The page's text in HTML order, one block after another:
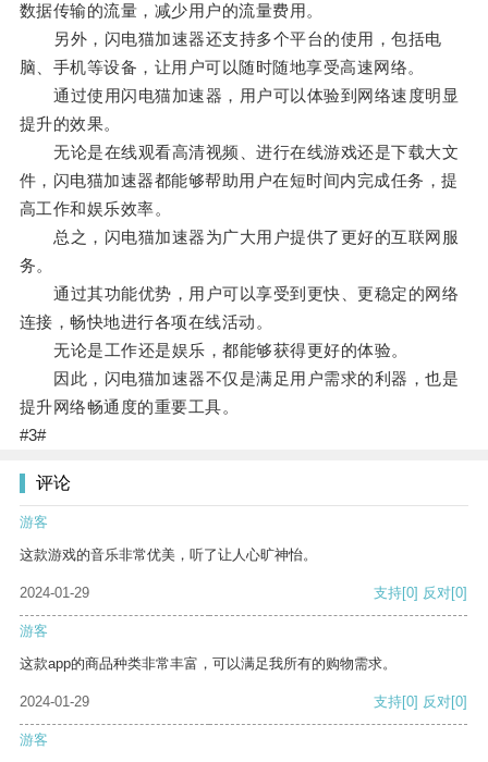
数据传输的流量，减少用户的流量费用。
另外，闪电猫加速器还支持多个平台的使用，包括电
脑、手机等设备，让用户可以随时随地享受高速网络。
通过使用闪电猫加速器，用户可以体验到网络速度明显
提升的效果。
无论是在线观看高清视频、进行在线游戏还是下载大文
件，闪电猫加速器都能够帮助用户在短时间内完成任务，提
高工作和娱乐效率。
总之，闪电猫加速器为广大用户提供了更好的互联网服
务。
通过其功能优势，用户可以享受到更快、更稳定的网络
连接，畅快地进行各项在线活动。
无论是工作还是娱乐，都能够获得更好的体验。
因此，闪电猫加速器不仅是满足用户需求的利器，也是
提升网络畅通度的重要工具。
#3#
评论
游客
这款游戏的音乐非常优美，听了让人心旷神怡。
2024-01-29 支持[0] 反对[0]
游客
这款app的商品种类非常丰富，可以满足我所有的购物需求。
2024-01-29 支持[0] 反对[0]
游客